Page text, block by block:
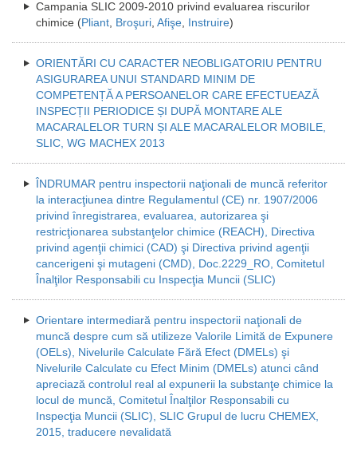
Campania SLIC 2009-2010 privind evaluarea riscurilor
chimice (Pliant Broşuri Afişe Instruire)
ORIENTĂRI CU CARACTER NEOBLIGATORIU PENTRU
ASIGURAREA UNUI STANDARD MINIM DE
COMPETENȚĂ A PERSOANELOR CARE EFECTUEAZĂ
INSPECȚII PERIODICE ȘI DUPĂ MONTARE ALE
MACARALELOR TURN ȘI ALE MACARALELOR MOBILE,
SLIC, WG MACHEX 2013
ÎNDRUMAR pentru inspectorii naţionali de muncă referitor
la interacţiunea dintre Regulamentul (CE) nr. 1907/2006
privind înregistrarea, evaluarea, autorizarea şi
restricţionarea substanţelor chimice (REACH), Directiva
privind agenţii chimici (CAD) şi Directiva privind agenţii
cancerigeni şi mutageni (CMD), Doc.2229_RO, Comitetul
Înalţilor Responsabili cu Inspecţia Muncii (SLIC)
Orientare intermediară pentru inspectorii naţionali de
muncă despre cum să utilizeze Valorile Limită de Expunere
(OELs), Nivelurile Calculate Fără Efect (DMELs) şi
Nivelurile Calculate cu Efect Minim (DMELs) atunci când
apreciază controlul real al expunerii la substanţe chimice la
locul de muncă, Comitetul Înalţilor Responsabili cu
Inspecţia Muncii (SLIC), SLIC Grupul de lucru CHEMEX,
2015, traducere nevalidată